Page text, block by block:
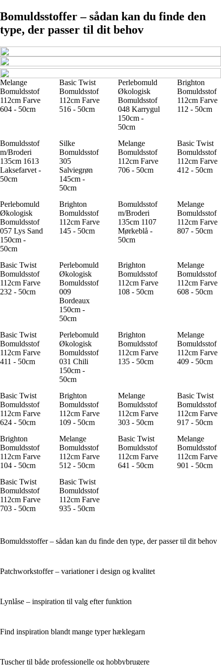
Bomuldsstoffer – sådan kan du finde den
type, der passer til dit behov
Melange
Bomuldsstof
112cm Farve
604 - 50cm
Basic Twist
Bomuldsstof
112cm Farve
516 - 50cm
Perlebomuld
Økologisk
Bomuldsstof
048 Karrygul
150cm -
50cm
Brighton
Bomuldsstof
112cm Farve
112 - 50cm
Bomuldsstof
m/Broderi
135cm 1613
Laksefarvet -
50cm
Silke
Bomuldsstof
305
Salviegrøn
145cm -
50cm
Melange
Bomuldsstof
112cm Farve
706 - 50cm
Basic Twist
Bomuldsstof
112cm Farve
412 - 50cm
Perlebomuld
Økologisk
Bomuldsstof
057 Lys Sand
150cm -
50cm
Brighton
Bomuldsstof
112cm Farve
145 - 50cm
Bomuldsstof
m/Broderi
135cm 1107
Mørkeblå -
50cm
Melange
Bomuldsstof
112cm Farve
807 - 50cm
Basic Twist
Bomuldsstof
112cm Farve
232 - 50cm
Perlebomuld
Økologisk
Bomuldsstof
009
Bordeaux
150cm -
50cm
Brighton
Bomuldsstof
112cm Farve
108 - 50cm
Melange
Bomuldsstof
112cm Farve
608 - 50cm
Basic Twist
Bomuldsstof
112cm Farve
411 - 50cm
Perlebomuld
Økologisk
Bomuldsstof
031 Chili
150cm -
50cm
Brighton
Bomuldsstof
112cm Farve
135 - 50cm
Melange
Bomuldsstof
112cm Farve
409 - 50cm
Basic Twist
Bomuldsstof
112cm Farve
624 - 50cm
Brighton
Bomuldsstof
112cm Farve
109 - 50cm
Melange
Bomuldsstof
112cm Farve
303 - 50cm
Basic Twist
Bomuldsstof
112cm Farve
917 - 50cm
Brighton
Bomuldsstof
112cm Farve
104 - 50cm
Melange
Bomuldsstof
112cm Farve
512 - 50cm
Basic Twist
Bomuldsstof
112cm Farve
641 - 50cm
Melange
Bomuldsstof
112cm Farve
901 - 50cm
Basic Twist
Bomuldsstof
112cm Farve
703 - 50cm
Basic Twist
Bomuldsstof
112cm Farve
935 - 50cm
Bomuldsstoffer – sådan kan du finde den type, der passer til dit behov
Patchworkstoffer – variationer i design og kvalitet
Lynlåse – inspiration til valg efter funktion
Find inspiration blandt mange typer hæklegarn
Tuscher til både professionelle og hobbybrugere